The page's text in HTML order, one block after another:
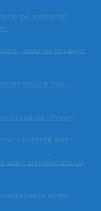
который
пока не откажут
и Раи –
отказал «Реалу»
«Золотой мяч»
шанс поработать со
меня»